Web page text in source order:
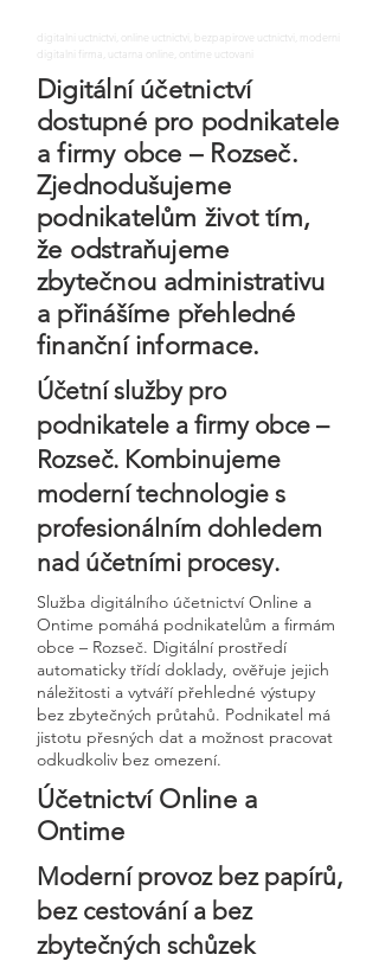
digitalni uctnictvi, online uctnictvi, bezpapirove uctnictvi, moderni
digitalni firma, uctarna online, ontime uctovani
Digitální účetnictví
dostupné pro podnikatele
a firmy obce – Rozseč.
Zjednodušujeme
podnikatelům život tím,
že odstraňujeme
zbytečnou administrativu
a přinášíme přehledné
finanční informace.
Účetní služby pro
podnikatele a firmy obce –
Rozseč. Kombinujeme
moderní technologie s
profesionálním dohledem
nad účetními procesy.
Služba digitálního účetnictví Online a
Ontime pomáhá podnikatelům a firmám
obce – Rozseč. Digitální prostředí
automaticky třídí doklady, ověřuje jejich
náležitosti a vytváří přehledné výstupy
bez zbytečných průtahů. Podnikatel má
jistotu přesných dat a možnost pracovat
odkudkoliv bez omezení.
Účetnictví Online a
Ontime
Moderní provoz bez papírů,
bez cestování a bez
zbytečných schůzek